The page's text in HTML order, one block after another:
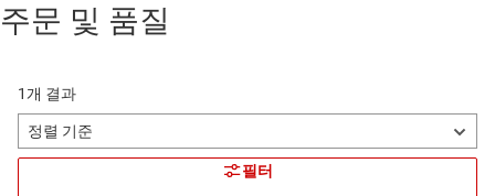
주문 및 품질